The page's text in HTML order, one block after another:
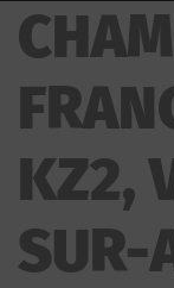
KZ2
KZ2,
SUR-